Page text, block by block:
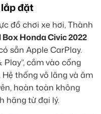
đặt
đồ chơi xe hơi, Thành
Honda Civic 2022
sẵn Apple CarPlay.
cắm vào cổng
thống vô lăng và âm
hoàn toàn không
hãng từ đại lý.